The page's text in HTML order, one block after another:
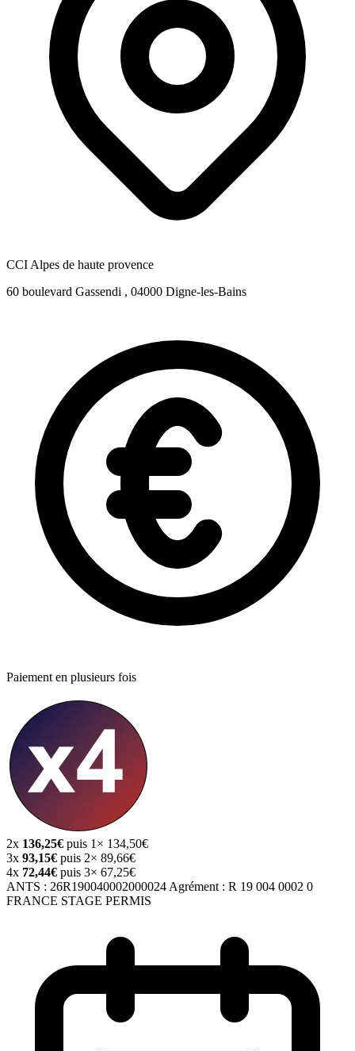
CCI Alpes de haute provence
60 boulevard Gassendi , 04000 Digne-les-Bains
Paiement en plusieurs fois
2x 136,25€ puis 1× 134,50€
3x 93,15€ puis 2× 89,66€
4x 72,44€ puis 3× 67,25€
ANTS : 26R190040002000024 Agrément : R 19 004 0002 0
FRANCE STAGE PERMIS